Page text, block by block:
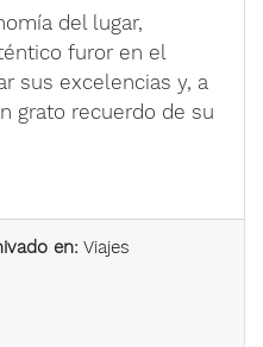
del lugar,
furor en el
sus excelencias y, a
grato recuerdo de su
en: Viajes